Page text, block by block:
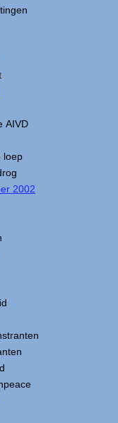
AIVD
loep
2002